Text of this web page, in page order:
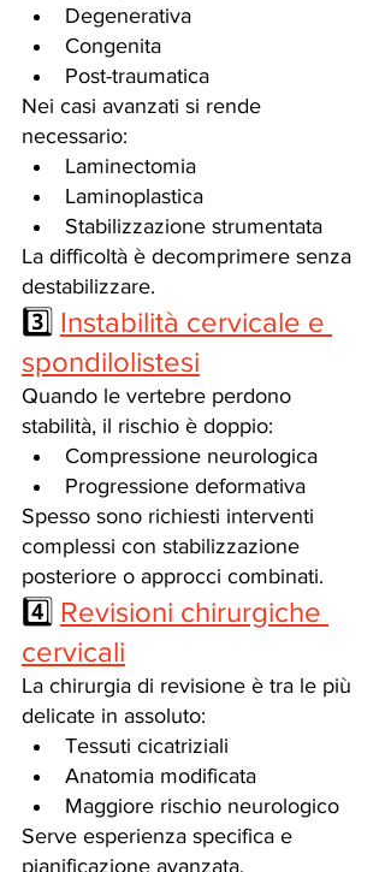
Degenerativa
Congenita
Post-traumatica
Nei casi avanzati si rende
necessario:
Laminectomia
Laminoplastica
Stabilizzazione strumentata
La difficoltà è decomprimere senza
destabilizzare.
3️⃣ Instabilità cervicale e
spondilolistesi
Quando le vertebre perdono
stabilità, il rischio è doppio:
Compressione neurologica
Progressione deformativa
Spesso sono richiesti interventi
complessi con stabilizzazione
posteriore o approcci combinati.
4️⃣ Revisioni chirurgiche
cervicali
La chirurgia di revisione è tra le più
delicate in assoluto:
Tessuti cicatriziali
Anatomia modificata
Maggiore rischio neurologico
Serve esperienza specifica e
pianificazione avanzata.